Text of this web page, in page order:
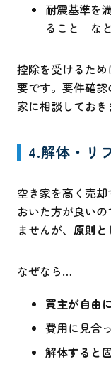
耐震基準を
ること な
控除を受けるため
要です。要件確
家に相談しておき
4.解体・リ
空き家を高く売
おいた方が良い
ませんが、 原則と
なぜなら…
買主が自由
費用に見合
解体すると